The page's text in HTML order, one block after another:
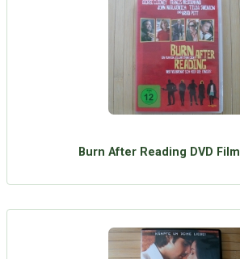
Burn After Reading DVD Film